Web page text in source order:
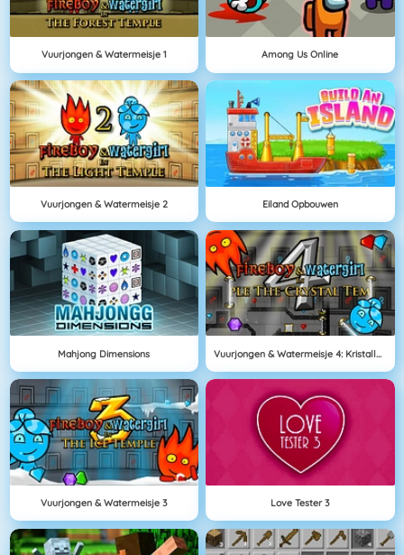
Vuurjongen & Watermeisje 1 Among Us Online
Vuurjongen & Watermeisje 2 Eiland Opbouwen
Mahjong Dimensions Vuurjongen & Watermeisje 4: Kristallen Tempel
Vuurjongen & Watermeisje 3 Love Tester 3